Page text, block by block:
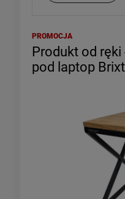
Produkt od
pod laptop
PROMOCJA